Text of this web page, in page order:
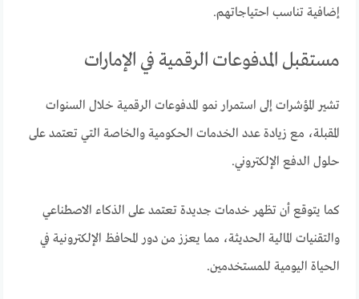
إضافية تناسب احتياجاتهم.
مستقبل المدفوعات الرقمية في الإمارات
تشير المؤشرات إلى استمرار نمو المدفوعات الرقمية خلال السنوات
المقبلة، مع زيادة عدد الخدمات الحكومية والخاصة التي تعتمد على
حلول الدفع الإلكتروني.
كما يتوقع أن تظهر خدمات جديدة تعتمد على الذكاء الاصطناعي
والتقنيات المالية الحديثة، مما يعزز من دور المحافظ الإلكترونية في
الحياة اليومية للمستخدمين.